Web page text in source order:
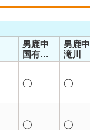
男鹿中
国有地
内
男鹿中
滝川
◯ ◯
◯ ◯